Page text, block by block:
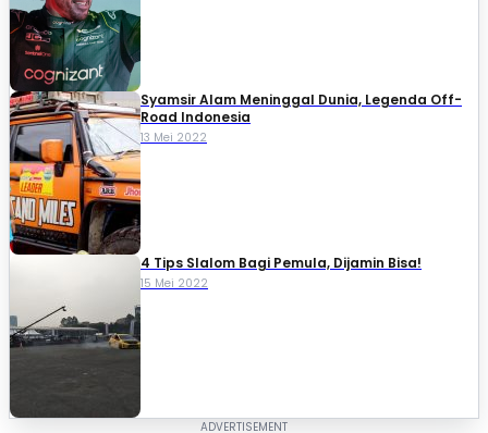
Syamsir Alam Meninggal Dunia, Legenda Off-
Road Indonesia
13 Mei 2022
4 Tips Slalom Bagi Pemula, Dijamin Bisa!
15 Mei 2022